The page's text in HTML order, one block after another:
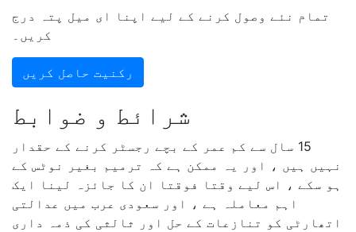
تمام نئے وصول کرنے کے لیے اپنا ای میل پتہ درج
کریں۔
رکنیت حاصل کریں
شرائط و ضوابط
15 سال سے کم عمر کے بچے رجسٹر کرنے کے حقدار
نہیں ہیں ، اور یہ ممکن ہے کہ ترمیم بغیر نوٹس کے
ہو سکے ، اس لیے وقتا فوقتا ان کا جائزہ لینا ایک
اہم معاملہ ہے ، اور سعودی عرب میں عدالتی
اتھارٹی کو تنازعات کے حل اور ثالثی کی ذمہ داری